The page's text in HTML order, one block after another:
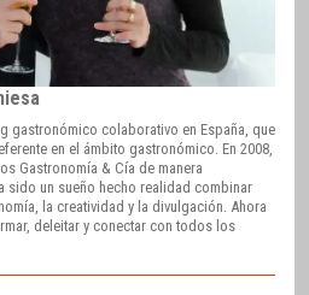
gastronómico colaborativo en España, que
en el ámbito gastronómico. En 2008,
Gastronomía & Cía de manera
sido un sueño hecho realidad combinar
la creatividad y la divulgación. Ahora
deleitar y conectar con todos los